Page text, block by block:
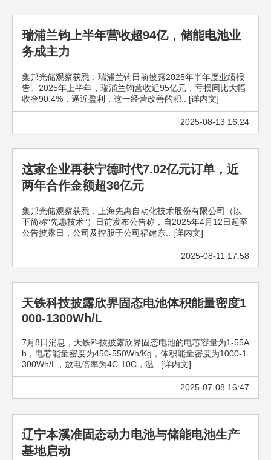
瑞浦兰钧上半年营收超94亿，储能电池业
务成主力
集邦光储观察获悉，瑞浦兰钧日前披露2025年半年度业绩报
告。2025年上半年，瑞浦兰钧营收近95亿元，亏损同比大幅
收窄90.4%，逼近盈利，这一经营改善的积.. [详内文]
2025-08-13 16:24
这家企业再获宁德时代7.02亿元订单，近
两年合作金额超36亿元
集邦光储观察获悉，上海先惠自动化技术股份有限公司（以
下简称“先惠技术”）日前发布公告称，自2025年4月12日起至
公告披露日，公司及控股子公司福建东.. [详内文]
2025-08-11 17:58
天铁科技披露欣界固态电池体积能量密度1
000-1300Wh/L
7月8日消息，天铁科技披露欣界固态电池的电芯容量为1-55A
h，电芯能量密度为450-550Wh/Kg，体积能量密度为1000-1
300Wh/L，放电倍率为4C-10C，温.. [详内文]
2025-07-08 16:47
辽宁本溪准固态动力电池与储能电池生产
基地启动